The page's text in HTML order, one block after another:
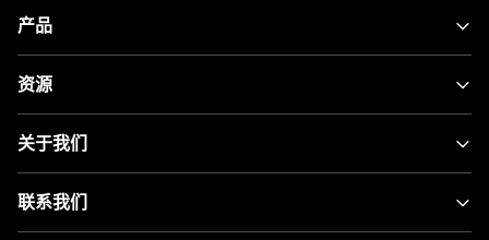
产品
资源
关于我们
联系我们